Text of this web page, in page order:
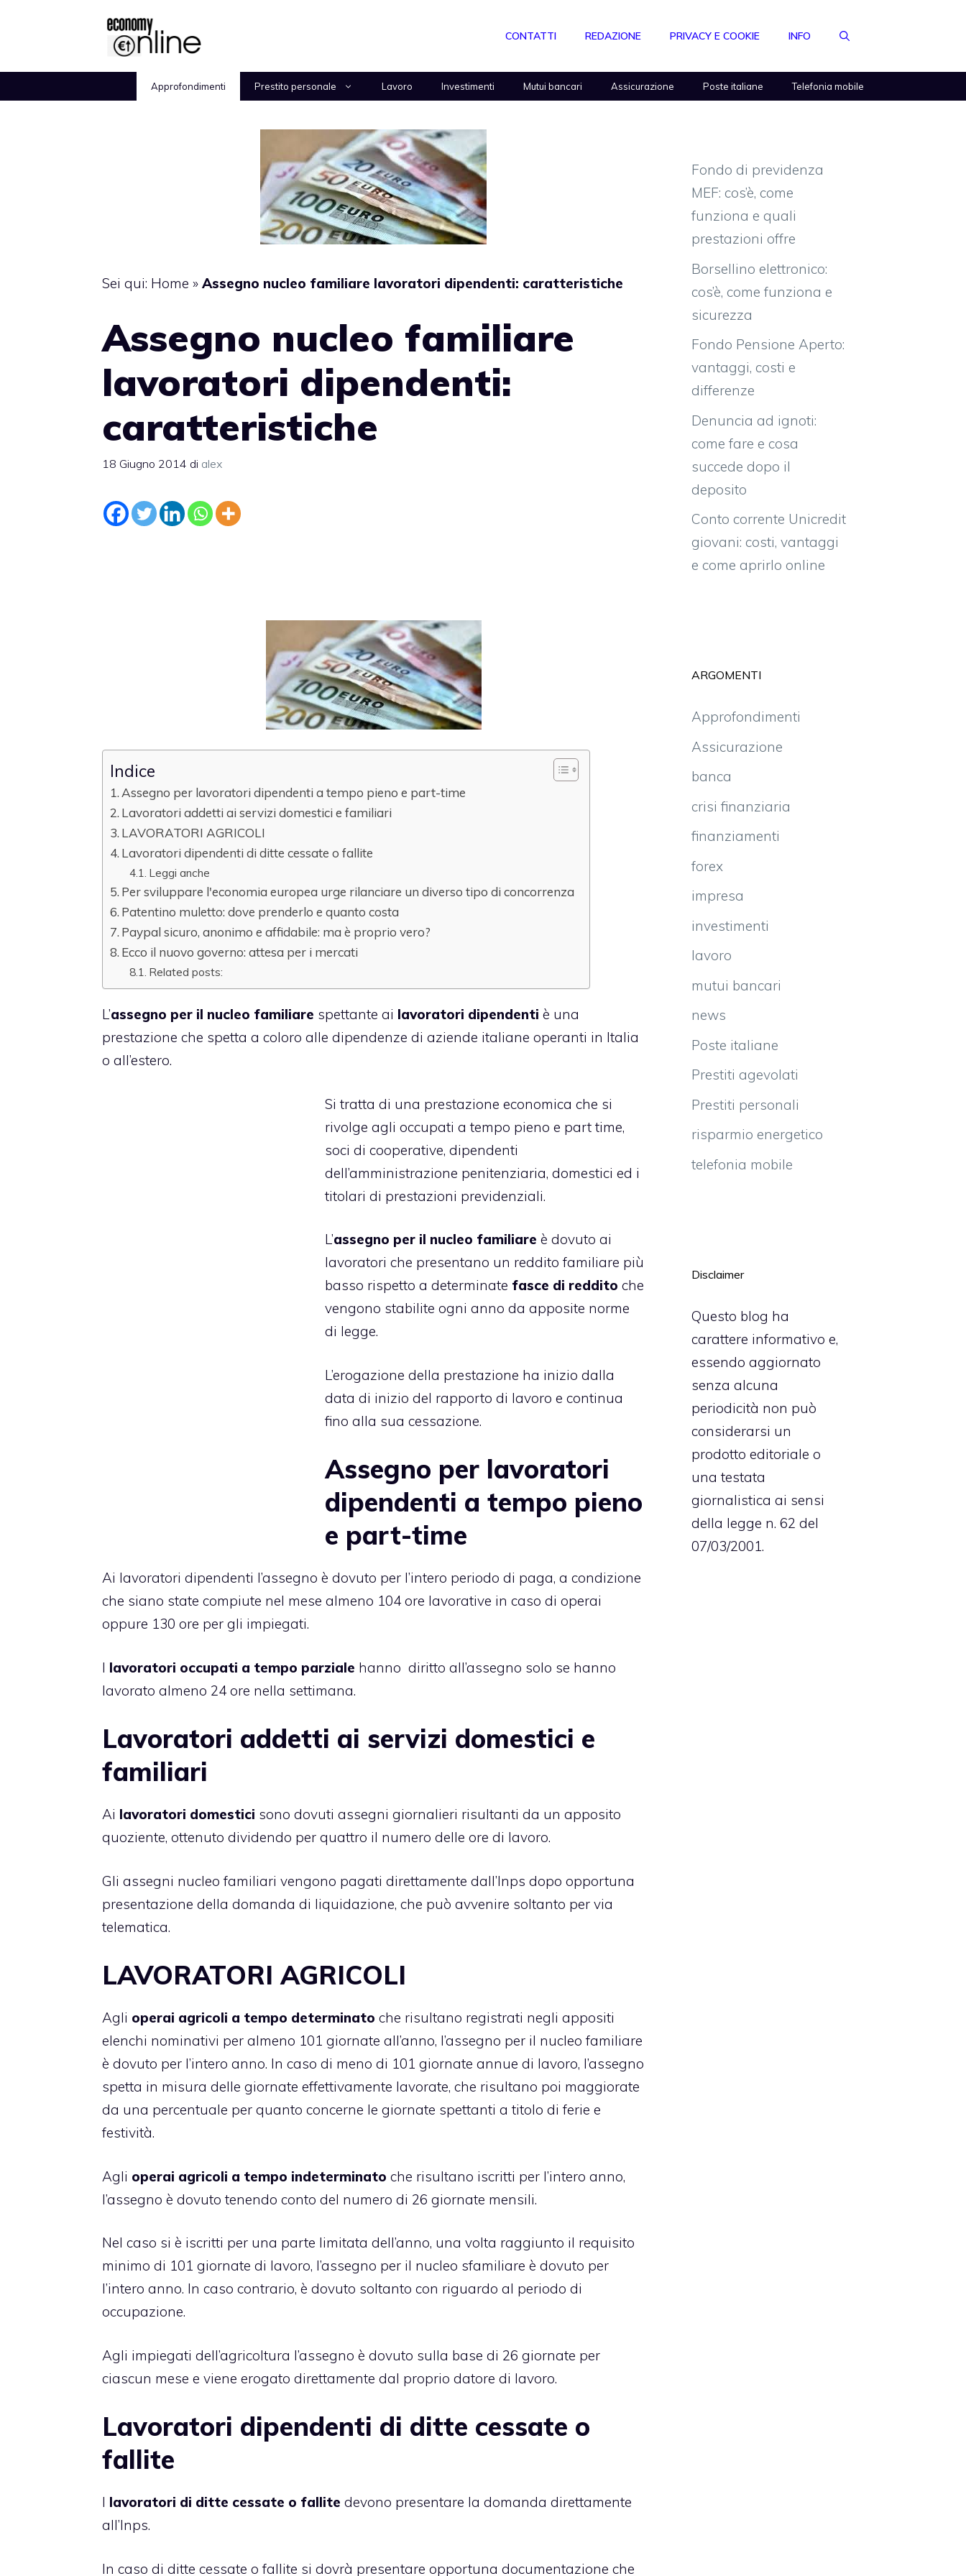
CONTATTI REDAZIONE PRIVACY E COOKIE INFO
Approfondimenti Prestito personale Lavoro Investimenti Mutui bancari Assicurazione Poste italiane Telefonia mobile
Sei qui: Home » Assegno nucleo familiare lavoratori dipendenti: caratteristiche
Assegno nucleo familiare
lavoratori dipendenti:
caratteristiche
18 Giugno 2014 di alex
Indice
Assegno per lavoratori dipendenti a tempo pieno e part-time
Lavoratori addetti ai servizi domestici e familiari
LAVORATORI AGRICOLI
Lavoratori dipendenti di ditte cessate o fallite
Leggi anche
Per sviluppare l'economia europea urge rilanciare un diverso tipo di concorrenza
Patentino muletto: dove prenderlo e quanto costa
Paypal sicuro, anonimo e affidabile: ma è proprio vero?
Ecco il nuovo governo: attesa per i mercati
Related posts:
L’assegno per il nucleo familiare spettante ai lavoratori dipendenti è una
prestazione che spetta a coloro alle dipendenze di aziende italiane operanti in Italia
o all’estero.
Si tratta di una prestazione economica che si
rivolge agli occupati a tempo pieno e part time,
soci di cooperative, dipendenti
dell’amministrazione penitenziaria, domestici ed i
titolari di prestazioni previdenziali.
L’assegno per il nucleo familiare è dovuto ai
lavoratori che presentano un reddito familiare più
basso rispetto a determinate fasce di reddito che
vengono stabilite ogni anno da apposite norme
di legge.
L’erogazione della prestazione ha inizio dalla
data di inizio del rapporto di lavoro e continua
fino alla sua cessazione.
Assegno per lavoratori
dipendenti a tempo pieno
e part-time
Ai lavoratori dipendenti l’assegno è dovuto per l’intero periodo di paga, a condizione
che siano state compiute nel mese almeno 104 ore lavorative in caso di operai
oppure 130 ore per gli impiegati.
I lavoratori occupati a tempo parziale hanno diritto all’assegno solo se hanno
lavorato almeno 24 ore nella settimana.
Lavoratori addetti ai servizi domestici e
familiari
Ai lavoratori domestici sono dovuti assegni giornalieri risultanti da un apposito
quoziente, ottenuto dividendo per quattro il numero delle ore di lavoro.
Gli assegni nucleo familiari vengono pagati direttamente dall’Inps dopo opportuna
presentazione della domanda di liquidazione, che può avvenire soltanto per via
telematica.
LAVORATORI AGRICOLI
Agli operai agricoli a tempo determinato che risultano registrati negli appositi
elenchi nominativi per almeno 101 giornate all’anno, l’assegno per il nucleo familiare
è dovuto per l’intero anno. In caso di meno di 101 giornate annue di lavoro, l’assegno
spetta in misura delle giornate effettivamente lavorate, che risultano poi maggiorate
da una percentuale per quanto concerne le giornate spettanti a titolo di ferie e
festività.
Agli operai agricoli a tempo indeterminato che risultano iscritti per l’intero anno,
l’assegno è dovuto tenendo conto del numero di 26 giornate mensili.
Nel caso si è iscritti per una parte limitata dell’anno, una volta raggiunto il requisito
minimo di 101 giornate di lavoro, l’assegno per il nucleo sfamiliare è dovuto per
l’intero anno. In caso contrario, è dovuto soltanto con riguardo al periodo di
occupazione.
Agli impiegati dell’agricoltura l’assegno è dovuto sulla base di 26 giornate per
ciascun mese e viene erogato direttamente dal proprio datore di lavoro.
Lavoratori dipendenti di ditte cessate o
fallite
I lavoratori di ditte cessate o fallite devono presentare la domanda direttamente
all’Inps.
In caso di ditte cessate o fallite si dovrà presentare opportuna documentazione che
Fondo di previdenza
MEF: cos’è, come
funziona e quali
prestazioni offre
Borsellino elettronico:
cos’è, come funziona e
sicurezza
Fondo Pensione Aperto:
vantaggi, costi e
differenze
Denuncia ad ignoti:
come fare e cosa
succede dopo il
deposito
Conto corrente Unicredit
giovani: costi, vantaggi
e come aprirlo online
ARGOMENTI
Approfondimenti
Assicurazione
banca
crisi finanziaria
finanziamenti
forex
impresa
investimenti
lavoro
mutui bancari
news
Poste italiane
Prestiti agevolati
Prestiti personali
risparmio energetico
telefonia mobile
Disclaimer
Questo blog ha
carattere informativo e,
essendo aggiornato
senza alcuna
periodicità non può
considerarsi un
prodotto editoriale o
una testata
giornalistica ai sensi
della legge n. 62 del
07/03/2001.